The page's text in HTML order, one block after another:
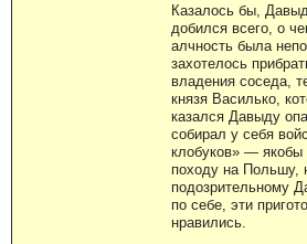
Казалось бы,
добился всего, о
алчность была
захотелось
владения соседа,
князя Василько,
казался Давыду
собирал у себя
клобуков» — якобы
походу на Польшу,
подозрительному
по себе, эти
нравились.